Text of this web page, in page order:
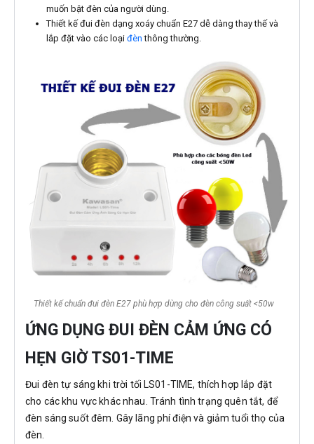
muốn bật đèn của người dùng.
Thiết kế đui đèn dạng xoáy chuẩn E27 dễ dàng thay thế và
lắp đặt vào các loại đèn thông thường.
Thiết kế chuẩn đui đèn E27 phù hợp dùng cho đèn công suất <50w
ỨNG DỤNG ĐUI ĐÈN CẢM ỨNG CÓ
HẸN GIỜ TS01-TIME
Đui đèn tự sáng khi trời tối LS01-TIME, thích hợp lắp đặt
cho các khu vực khác nhau. Tránh tình trạng quên tắt, để
đèn sáng suốt đêm. Gây lãng phí điện và giảm tuổi thọ của
đèn.